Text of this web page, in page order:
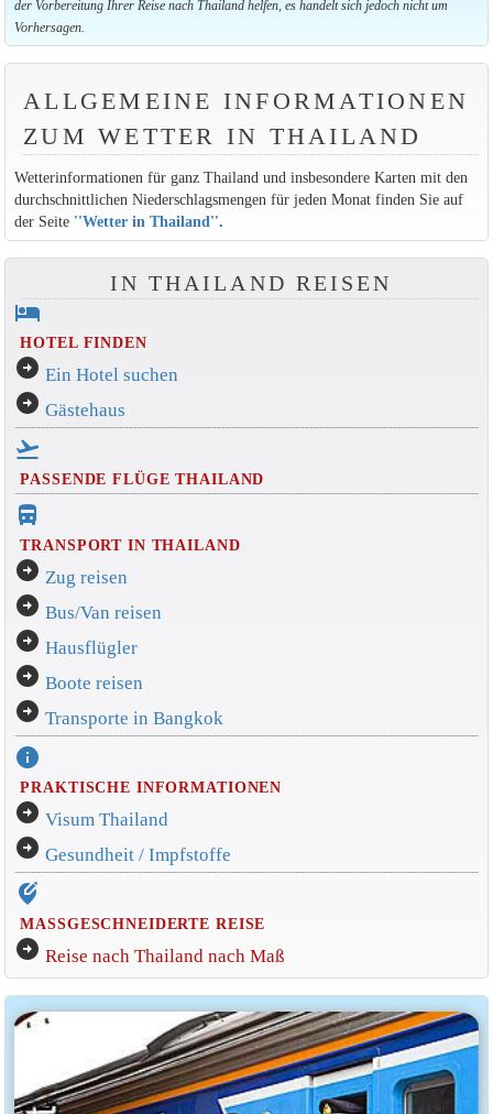
der Vorbereitung Ihrer Reise nach Thailand helfen, es handelt sich jedoch nicht um
Vorhersagen.
ALLGEMEINE INFORMATIONEN
ZUM WETTER IN THAILAND
Wetterinformationen für ganz Thailand und insbesondere Karten mit den
durchschnittlichen Niederschlagsmengen für jeden Monat finden Sie auf
der Seite ''Wetter in Thailand''.
IN THAILAND REISEN
hotel
HOTEL FINDEN
arrow_circle_right Ein Hotel suchen
arrow_circle_right Gästehaus
flight_takeoff
PASSENDE FLÜGE THAILAND
directions_bus_filled
TRANSPORT IN THAILAND
arrow_circle_right Zug reisen
arrow_circle_right Bus/Van reisen
arrow_circle_right Hausflügler
arrow_circle_right Boote reisen
arrow_circle_right Transporte in Bangkok
info
PRAKTISCHE INFORMATIONEN
arrow_circle_right Visum Thailand
arrow_circle_right Gesundheit / Impfstoffe
edit_location_alt
MASSGESCHNEIDERTE REISE
arrow_circle_right Reise nach Thailand nach Maß